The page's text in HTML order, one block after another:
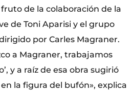
de la colaboración de la
de Toni Aparisi y el grupo
por Carles Magraner.
a Magraner, trabajamos
y a raíz de esa obra sugirió
la figura del bufón», explica